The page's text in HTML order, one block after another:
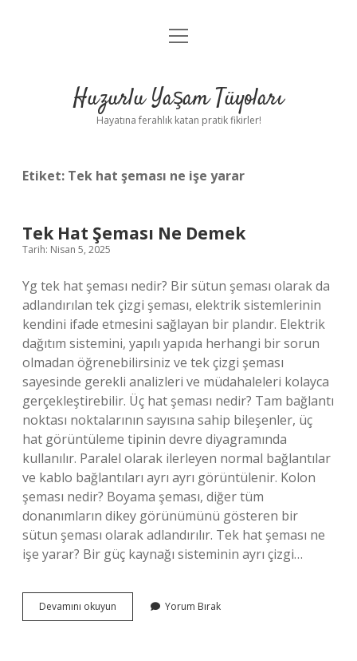
Anasayfa
Yasal Uyarı
menüyü
Huzurlu Yaşam Tüyoları
Hayatına ferahlık katan pratik fikirler!
Etiket: Tek hat şeması ne işe yarar
Tek Hat Şeması Ne Demek
Tarih: Nisan 5, 2025
Yg tek hat şeması nedir? Bir sütun şeması olarak da
adlandırılan tek çizgi şeması, elektrik sistemlerinin
kendini ifade etmesini sağlayan bir plandır. Elektrik
dağıtım sistemini, yapılı yapıda herhangi bir sorun
olmadan öğrenebilirsiniz ve tek çizgi şeması
sayesinde gerekli analizleri ve müdahaleleri kolayca
gerçekleştirebilir. Üç hat şeması nedir? Tam bağlantı
noktası noktalarının sayısına sahip bileşenler, üç
hat görüntüleme tipinin devre diyagramında
kullanılır. Paralel olarak ilerleyen normal bağlantılar
ve kablo bağlantıları ayrı ayrı görüntülenir. Kolon
şeması nedir? Boyama şeması, diğer tüm
donanımların dikey görünümünü gösteren bir
sütun şeması olarak adlandırılır. Tek hat şeması ne
işe yarar? Bir güç kaynağı sisteminin ayrı çizgi…
Devamını okuyun
Hat
Yorum Bırak